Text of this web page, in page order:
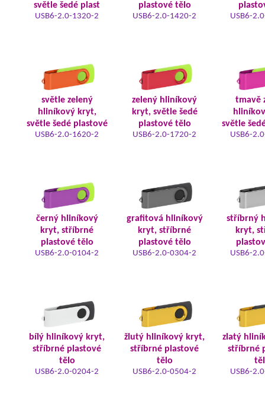
světle šedé plast
USB6-2.0-1320-2
plastové tělo
USB6-2.0-1420-2 USB6-
světle zelený
hliníkový kryt,
světle šedé plastové
USB6-2.0-1620-2
zelený hliníkový
kryt, světle šedé
plastové tělo
USB6-2.0-1720-2
tmavě
světle
USB6-
černý hliníkový
kryt, stříbrné
plastové tělo
USB6-2.0-0104-2
grafitová hliníkový
kryt, stříbrné
plastové tělo
USB6-2.0-0304-2
stříbrný
kryt,
USB6-
bílý hliníkový kryt,
stříbrné plastové
tělo
USB6-2.0-0204-2
žlutý hliníkový kryt,
stříbrné plastové
tělo
USB6-2.0-0504-2
zlatý
stříbrné
USB6-